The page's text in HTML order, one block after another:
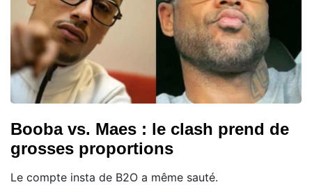
Booba vs. Maes : le clash prend de
grosses proportions
Le compte insta de B2O a même sauté.